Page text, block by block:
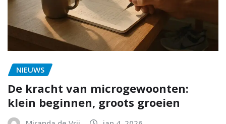
NIEUWS
De kracht van microgewoonten:
klein beginnen, groots groeien